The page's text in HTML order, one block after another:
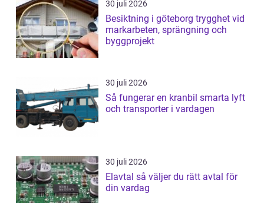
30 juli 2026
Besiktning i göteborg trygghet vid
markarbeten, sprängning och
byggprojekt
30 juli 2026
Så fungerar en kranbil smarta lyft
och transporter i vardagen
30 juli 2026
Elavtal så väljer du rätt avtal för
din vardag